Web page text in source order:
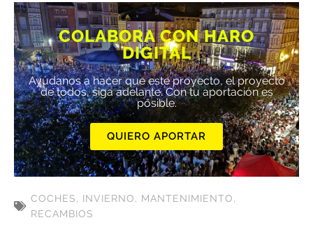
COLABORA CON HARO
DIGITAL
Ayúdanos a hacer que este proyecto, el proyecto
de todos, siga adelante. Con tu aportación es
posible.
QUIERO APORTAR
COCHES, INVIERNO, MANTENIMIENTO,
RECAMBIOS